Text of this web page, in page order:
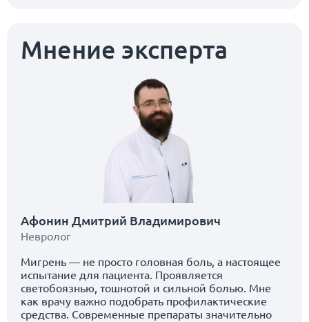
Мнение эксперта
Афонин Дмитрий Владимирович
Невролог
Мигрень — не просто головная боль, а настоящее
испытание для пациента. Проявляется
светобоязнью, тошнотой и сильной болью. Мне
как врачу важно подобрать профилактические
средства. Современные препараты значительно